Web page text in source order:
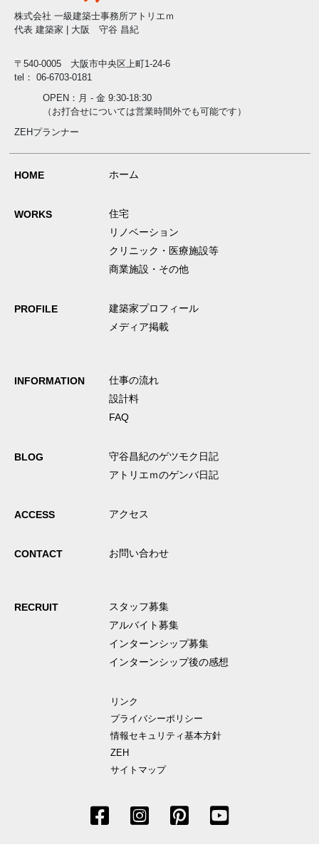
株式会社 一級建築士事務所アトリエｍ
代表 建築家 | 大阪 守谷 昌紀
〒540-0005 大阪市中央区上町1-24-6
tel： 06-6703-0181
OPEN：月 - 金 9:30-18:30
（お打合せについては営業時間外でも可能です）
ZEHプランナー
HOME ホーム
WORKS
住宅
リノベーション
クリニック・医療施設等
商業施設・その他
PROFILE
建築家プロフィール
メディア掲載
INFORMATION
仕事の流れ
設計料
FAQ
BLOG
守谷昌紀のゲツモク日記
アトリエｍのゲンバ日記
ACCESS アクセス
CONTACT お問い合わせ
RECRUIT
スタッフ募集
アルバイト募集
インターンシップ募集
インターンシップ後の感想
リンク
プライバシーポリシー
情報セキュリティ基本方針
ZEH
サイトマップ